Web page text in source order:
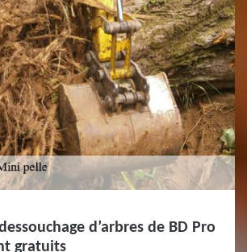
d’arbres de BD Pro
gratuits